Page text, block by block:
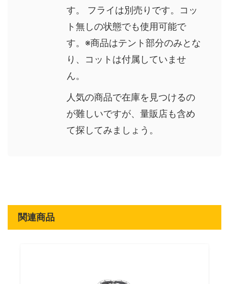
す。 フライは別売りです。コッ
ト無しの状態でも使用可能で
す。※商品はテント部分のみとな
り、コットは付属していませ
ん。
人気の商品で在庫を見つけるの
が難しいですが、量販店も含め
て探してみましょう。
関連商品